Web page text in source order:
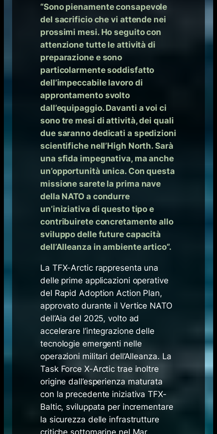
“Sono pienamente consapevole
del sacrificio che vi attende nei
prossimi mesi. Ho seguito con
attenzione tutte le attività di
preparazione e sono
particolarmente soddisfatto
dell’impeccabile lavoro di
approntamento svolto
dall’equipaggio. Davanti a voi ci
sono tre mesi di attività, dei quali
due saranno dedicati a spedizioni
scientifiche nell’High North. Sarà
una sfida impegnativa, ma anche
un’opportunità unica. Con questa
missione sarete la prima nave
della NATO a condurre
un’iniziativa di questo tipo e
contribuirete concretamente allo
sviluppo delle future capacità
dell’Alleanza in ambiente artico”.
La TFX-Arctic rappresenta una
delle prime applicazioni operative
del Rapid Adoption Action Plan,
approvato durante il Vertice NATO
dell’Aia del 2025, volto ad
accelerare l’integrazione delle
tecnologie emergenti nelle
operazioni militari dell’Alleanza. La
Task Force X-Arctic trae inoltre
origine dall’esperienza maturata
con la precedente iniziativa TFX-
Baltic, sviluppata per incrementare
la sicurezza delle infrastrutture
critiche sottomarine nel Mar